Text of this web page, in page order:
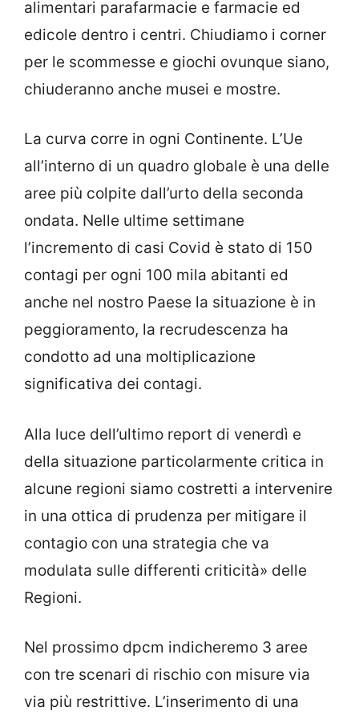
alimentari parafarmacie e farmacie ed
edicole dentro i centri. Chiudiamo i corner
per le scommesse e giochi ovunque siano,
chiuderanno anche musei e mostre.
La curva corre in ogni Continente. L’Ue
all’interno di un quadro globale è una delle
aree più colpite dall’urto della seconda
ondata. Nelle ultime settimane
l’incremento di casi Covid è stato di 150
contagi per ogni 100 mila abitanti ed
anche nel nostro Paese la situazione è in
peggioramento, la recrudescenza ha
condotto ad una moltiplicazione
significativa dei contagi.
Alla luce dell’ultimo report di venerdì e
della situazione particolarmente critica in
alcune regioni siamo costretti a intervenire
in una ottica di prudenza per mitigare il
contagio con una strategia che va
modulata sulle differenti criticità» delle
Regioni.
Nel prossimo dpcm indicheremo 3 aree
con tre scenari di rischio con misure via
via più restrittive. L’inserimento di una